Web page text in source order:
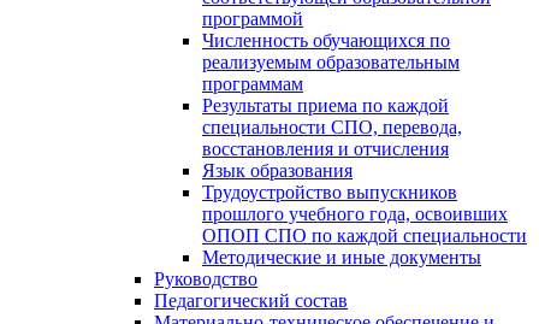
программой
Численность обучающихся по
реализуемым образовательным
программам
Результаты приема по каждой
специальности СПО, перевода,
восстановления и отчисления
Язык образования
Трудоустройство выпускников
прошлого учебного года, освоивших
ОПОП СПО по каждой специальности
Методические и иные документы
Руководство
Педагогический состав